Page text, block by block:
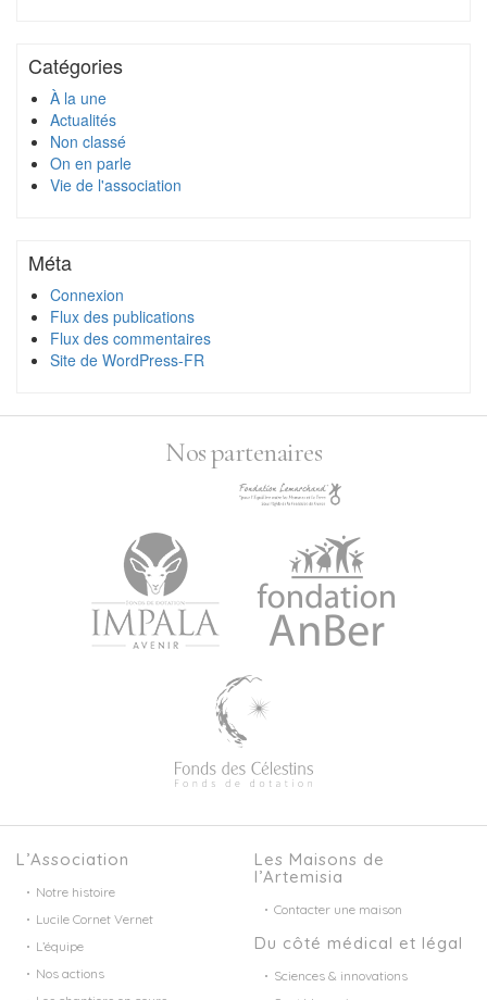
Catégories
À la une
Actualités
Non classé
On en parle
Vie de l'association
Méta
Connexion
Flux des publications
Flux des commentaires
Site de WordPress-FR
Nos partenaires
L’Association
Notre histoire
Lucile Cornet Vernet
L’équipe
Nos actions
Les Maisons de
l’Artemisia
Contacter une maison
Du côté médical et légal
Sciences & innovations